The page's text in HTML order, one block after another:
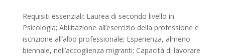
Requisiti essenziali: Laurea di secondo livello in
Psicologia; Abilitazione all’esercizio della professione e
iscrizione all’albo professionale; Esperienza, almeno
biennale, nell’accoglienza migranti; Capacità di lavorare